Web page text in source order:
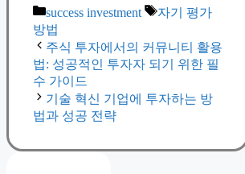
Categories
success investment Tags
자기 평가
방법
주식 투자에서의 커뮤니티 활용
법: 성공적인 투자자 되기 위한 필
수 가이드
기술 혁신 기업에 투자하는 방
법과 성공 전략